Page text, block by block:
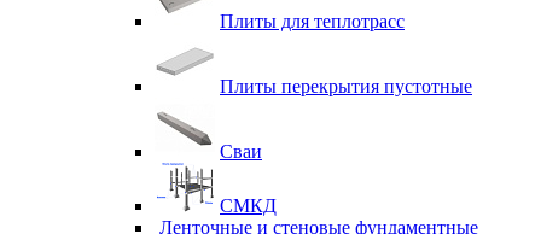
Плиты для теплотрасс
Плиты перекрытия пустотные
Сваи
СМКД
Ленточные и стеновые фундаментные